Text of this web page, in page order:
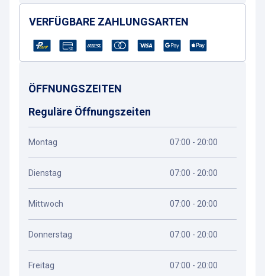
VERFÜGBARE ZAHLUNGSARTEN
ÖFFNUNGSZEITEN
Reguläre Öffnungszeiten
Montag 07:00 - 20:00
Dienstag 07:00 - 20:00
Mittwoch 07:00 - 20:00
Donnerstag 07:00 - 20:00
Freitag 07:00 - 20:00